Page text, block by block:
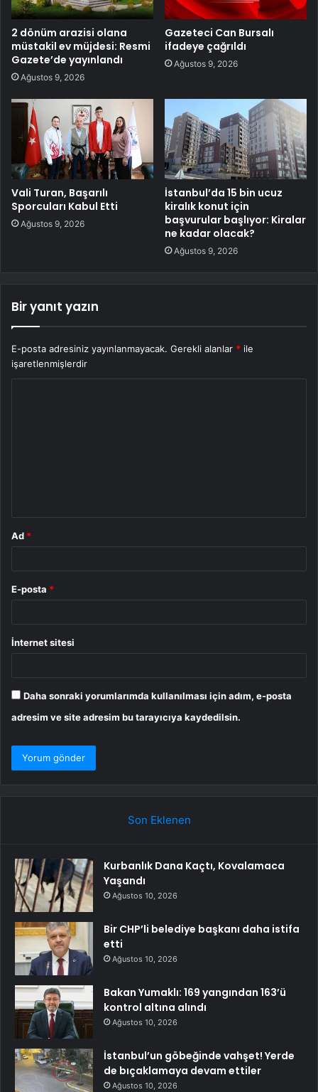
2 dönüm arazisi olana
müstakil ev müjdesi: Resmi
Gazete’de yayınlandı
Ağustos 9, 2026
Gazeteci Can Bursalı
ifadeye çağrıldı
Ağustos 9, 2026
Vali Turan, Başarılı
Sporcuları Kabul Etti
Ağustos 9, 2026
İstanbul’da 15 bin ucuz
kiralık konut için
başvurular başlıyor: Kiralar
ne kadar olacak?
Ağustos 9, 2026
Bir yanıt yazın
E-posta adresiniz yayınlanmayacak. Gerekli alanlar * ile
işaretlenmişlerdir
Ad *
E-posta *
İnternet sitesi
Daha sonraki yorumlarımda kullanılması için adım, e-posta
adresim ve site adresim bu tarayıcıya kaydedilsin.
Son Eklenen
Kurbanlık Dana Kaçtı, Kovalamaca
Yaşandı
Ağustos 10, 2026
Bir CHP’li belediye başkanı daha istifa
etti
Ağustos 10, 2026
Bakan Yumaklı: 169 yangından 163’ü
kontrol altına alındı
Ağustos 10, 2026
İstanbul’un göbeğinde vahşet! Yerde
de bıçaklamaya devam ettiler
Ağustos 10, 2026